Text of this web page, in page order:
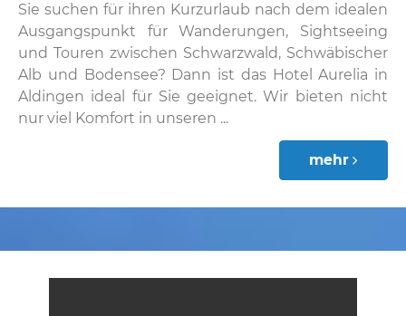
Sie suchen für ihren Kurzurlaub nach dem idealen
Ausgangspunkt für Wanderungen, Sightseeing
und Touren zwischen Schwarzwald, Schwäbischer
Alb und Bodensee? Dann ist das Hotel Aurelia in
Aldingen ideal für Sie geeignet. Wir bieten nicht
nur viel Komfort in unseren ...
mehr